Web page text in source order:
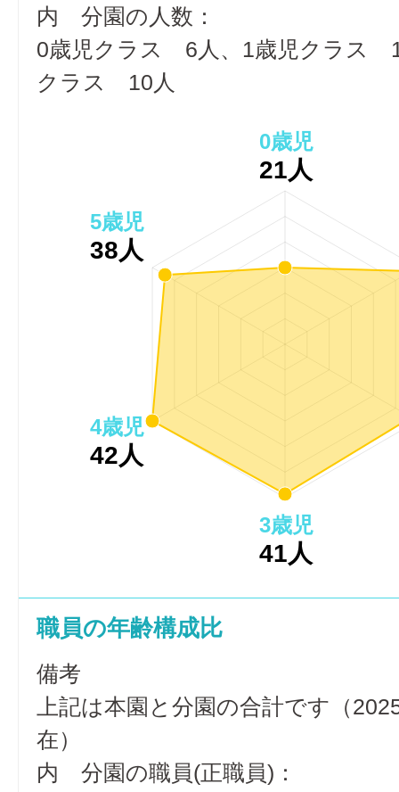
内 分園の人数：
0歳児クラス 6人、1歳児クラス
クラス 10人
0歳児
21人
3歳児
41人
4歳児
42人
5歳児
38人
職員の年齢構成比
備考
上記は本園と分園の合計です（
在）
内 分園の職員(正職員)：